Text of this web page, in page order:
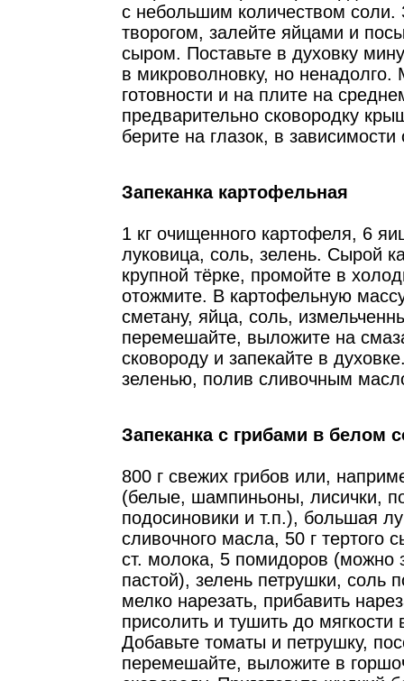
с небольшим количеством соли.
творогом, залейте яйцами и
сыром. Поставьте в духовку
в микроволновку, но
готовности и на плите на
предварительно сковородку
берите на глазок, в зависимости
Запеканка картофельная
1 кг очищенного картофеля, 6
луковица, соль, зелень. Сырой
крупной тёрке, промойте в
отожмите. В картофельную
сметану, яйца, соль,
перемешайте, выложите на
сковороду и запекайте в
зеленью, полив сливочным
Запеканка с грибами в белом
800 г свежих грибов или,
(белые, шампиньоны, лисички,
подосиновики и т.п.), большая
сливочного масла, 50 г тертого
ст. молока, 5 помидоров (можно
пастой), зелень петрушки, соль
мелко нарезать, прибавить
присолить и тушить до мягкости
Добавьте томаты и петрушку,
перемешайте, выложите в